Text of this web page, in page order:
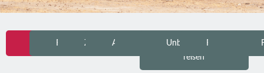
FaszinationZielgruppeAtmosphäreErlebenUnbeschwertes
reisen
Reisezeiten